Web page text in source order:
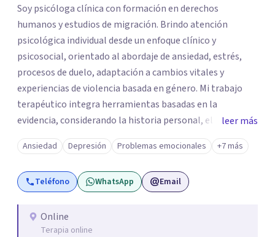
Soy psicóloga clínica con formación en derechos
humanos y estudios de migración. Brindo atención
psicológica individual desde un enfoque clínico y
psicosocial, orientado al abordaje de ansiedad, estrés,
procesos de duelo, adaptación a cambios vitales y
experiencias de violencia basada en género. Mi trabajo
terapéutico integra herramientas basadas en la
evidencia, considerando la historia personal, el contexto
social y cultural de cada paciente. Ofrezco un espacio
profesional, ético y confidencial enfocado en la
comprensión emocional, el fortalecimiento de
habilidades de afrontamiento y la mejora del bienestar
leer más
Ansiedad Depresión Problemas emocionales +7 más
Teléfono WhatsApp Email
Online
Terapia online